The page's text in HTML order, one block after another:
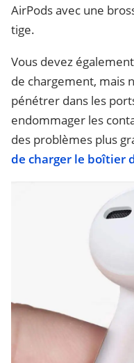
AirPods avec une
tige.
Vous devez
de chargement, mais
pénétrer dans les
endommager les
des problèmes plus
de charger le boîtier